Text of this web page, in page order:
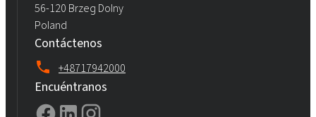
56-120 Brzeg Dolny
Poland
Contáctenos
+48717942000
Encuéntranos